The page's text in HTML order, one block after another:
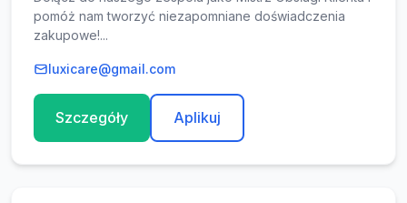
pomóż nam tworzyć niezapomniane doświadczenia
zakupowe!...
luxicare@gmail.com
Szczegóły Aplikuj